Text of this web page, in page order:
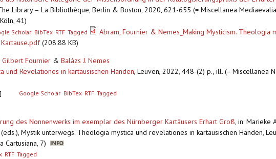
Library – La Bibliothèque, Berlin & Boston, 2020, 621-655 (= Miscellanea
41)
Scholar BibTex RTF Tagged
Abram, Fournier & Nemes_Making Mysticism. Theologia
(208.88 KB)
Gilbert Fournier & Balázs J. Nemes
und Revelationes in kartäusischen Händen, Leuven, 2022, 448-(2) p., ill. (= Miscellanea
Google Scholar BibTex RTF Tagged
des Nonnenwerks im exemplar des Nürnberger Kartäusers Erhart Groß, in: Marieke
Mystik unterwegs. Theologia mystica und revelationes in kartäusischen Händen,
Cartusiana, 7)
RTF Tagged